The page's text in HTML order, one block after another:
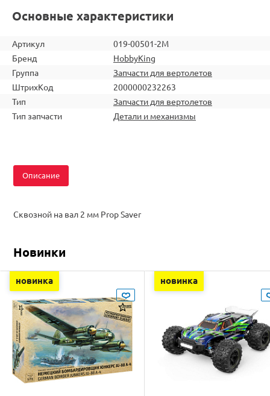
Основные характеристики
Артикул
019-00501-2M
Бренд
HobbyKing
Группа
Запчасти для вертолетов
ШтрихКод
2000000232263
Тип
Запчасти для вертолетов
Тип запчасти
Детали и механизмы
Описание
Сквозной на вал 2 мм Prop Saver
Новинки
новинка новинка